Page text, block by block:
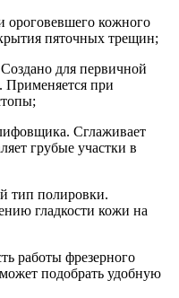
ороговевшего кожного
пяточных трещин;
для первичной
Применяется при
Сглаживает
грубые участки в
тип полировки.
гладкости кожи на
работы фрезерного
подобрать удобную